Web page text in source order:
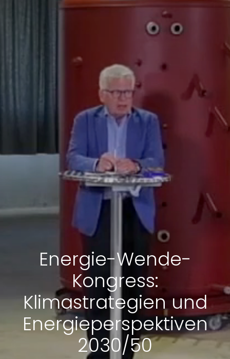
Energie-Wende-
Kongress:
Klimastrategien und
Energieperspektiven
2030/50